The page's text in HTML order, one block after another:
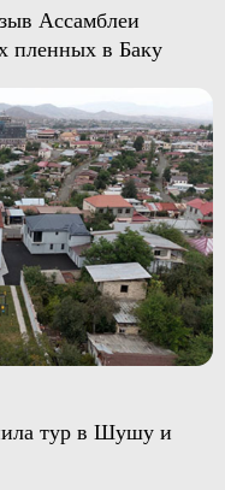
Ассамблеи
пленных в Баку
тур в Шушу и